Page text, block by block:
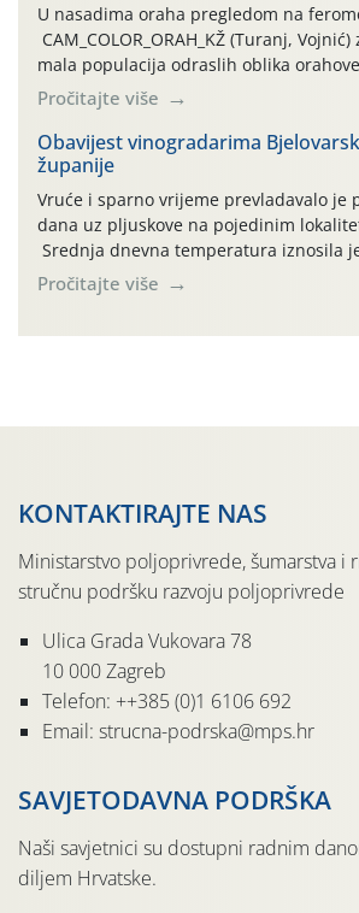
U nasadima oraha pregledom na
CAM_COLOR_ORAH_KŽ (Turanj,
mala populacija odraslih oblika
(Rhagoletis completa). Niska brojnost
činjenicom da je riječ o mladim
urodom, što je povezano i s manjim
jedinki. U starijim nasadima, na žutim
pločama s […]
Pročitajte više
Obavijest vinogradarima
županije
Vruće i sparno vrijeme prevladavalo je
dana uz pljuskove na pojedinim
Srednja dnevna temperatura iznosila je
maksimalne su posljednjih dana
Simptome plamenjače vinove loze
Pročitajte više
KONTAKTIRAJTE NAS
Ministarstvo poljoprivrede, šumarstva i
stručnu podršku razvoju poljoprivrede
Ulica Grada Vukovara 78
10 000 Zagreb
Telefon: ++385 (0)1 6106 692
Email: strucna-podrska@mps.hr
SAVJETODAVNA PODRŠKA
Naši savjetnici su dostupni radnim
diljem Hrvatske.